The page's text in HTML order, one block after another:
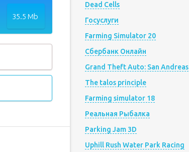
35.5 Mb
Dead Cells
Госуслуги
Farming Simulator 20
Сбербанк Онлайн
Grand Theft Auto: San Andreas
The talos principle
Farming simulator 18
Реальная Рыбалка
Parking Jam 3D
Uphill Rush Water Park Racing